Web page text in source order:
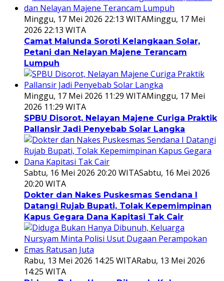
Minggu, 17 Mei 2026 22:13 WITAMinggu, 17 Mei
2026 22:13 WITA
Camat Malunda Soroti Kelangkaan Solar,
Petani dan Nelayan Majene Terancam
Lumpuh
Minggu, 17 Mei 2026 11:29 WITAMinggu, 17 Mei
2026 11:29 WITA
SPBU Disorot, Nelayan Majene Curiga Praktik
Pallansir Jadi Penyebab Solar Langka
Sabtu, 16 Mei 2026 20:20 WITASabtu, 16 Mei 2026
20:20 WITA
Dokter dan Nakes Puskesmas Sendana I
Datangi Rujab Bupati, Tolak Kepemimpinan
Kapus Gegara Dana Kapitasi Tak Cair
Rabu, 13 Mei 2026 14:25 WITARabu, 13 Mei 2026
14:25 WITA